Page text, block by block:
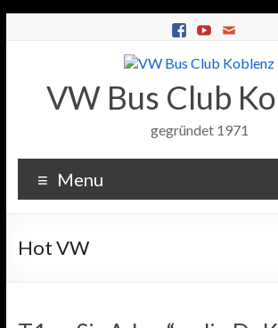
VW Bus Club
gegründet 1971
Menu
Hot VW